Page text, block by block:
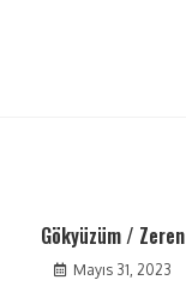
Gökyüzüm / Zeren
Mayıs 31, 2023